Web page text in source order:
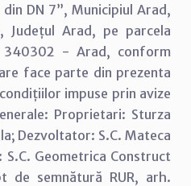
DN 7”, Municipiul Arad,
Județul Arad, pe parcela
340302 - Arad, conform
face parte din prezenta
impuse prin avize
Proprietari: Sturza
Dezvoltator: S.C. Mateca
S.C. Geometrica Construct
de semnătură RUR, arh.